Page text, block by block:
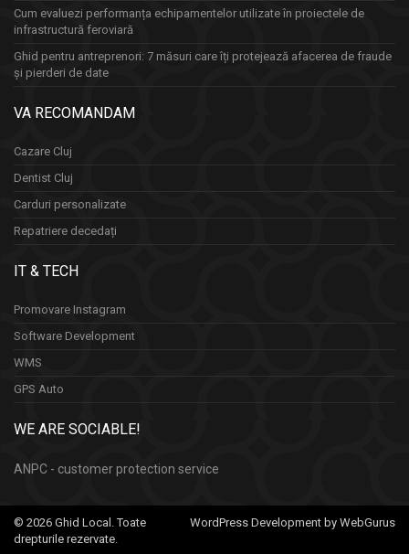
Cum evaluezi performanța echipamentelor utilizate în proiectele de
infrastructură feroviară
Ghid pentru antreprenori: 7 măsuri care îți protejează afacerea de fraude
și pierderi de date
VA RECOMANDAM
Cazare Cluj
Dentist Cluj
Carduri personalizate
Repatriere decedați
IT & TECH
Promovare Instagram
Software Development
WMS
GPS Auto
WE ARE SOCIABLE!
ANPC - customer protection service
WordPress Development by WebGurus
© 2026 Ghid Local. Toate
drepturile rezervate.